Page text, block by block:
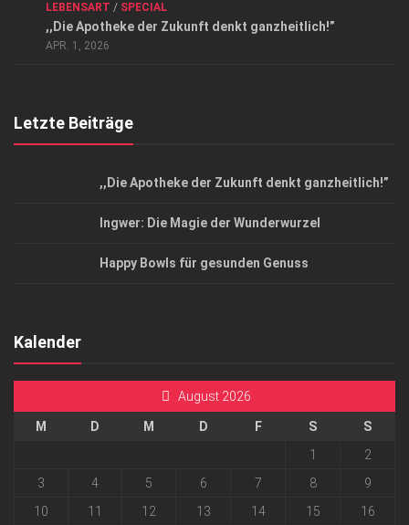
Datenschutzerklärung
Top Magazin Dresden / Ostsachsen
LEBENSART / SPECIAL
,,Die Apotheke der Zukunft denkt ganzheitlich!”
APR. 1, 2026
Letzte Beiträge
,,Die Apotheke der Zukunft denkt ganzheitlich!”
Ingwer: Die Magie der Wunderwurzel
Happy Bowls für gesunden Genuss
Kalender
August 2026
M D M D F S
S
1
2
3
4 5 6 7 8
9
10
11 12 13 14 15
16